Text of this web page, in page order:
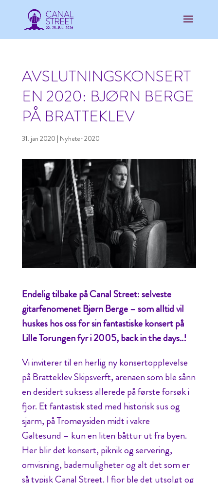
AVSLUTNINGSKONSERT
EN 2020: BJØRN BERGE
PÅ BRATTEKLEV
31. jan 2020 | Nyheter 2020
Endelig tilbake på Canal Street: selveste
gitarfenomenet Bjørn Berge – som alltid vil
huskes hos oss for sin fantastiske konsert på
Lille Torungen fyr i 2005, back in the days..!
Vi inviterer til en herlig ny konsertopplevelse
på Bratteklev Skipsverft, arenaen som ble sånn
en desidert suksess allerede på første forsøk i
fjor. Et fantastisk sted med historisk sus og
sjarm, på Tromøysiden midt i vakre
Galtesund – kun en liten båttur ut fra byen.
Her blir det konsert, piknik og servering,
omvisning, bademuligheter og alt det som er
så typisk Canal Street. I fjor ble det utsolgt og